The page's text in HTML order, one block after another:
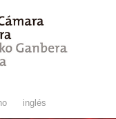
inglés